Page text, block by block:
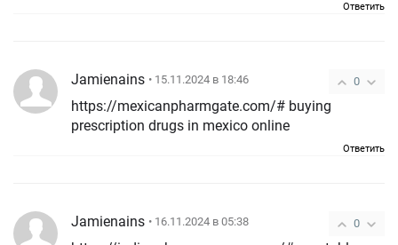
Ответить
0
Jamienains • 15.11.2024 в 18:46
https://mexicanpharmgate.com/# buying
prescription drugs in mexico online
Ответить
0
Jamienains • 16.11.2024 в 05:38